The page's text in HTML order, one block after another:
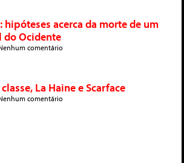
acerca da morte de um
Ocidente
comentário
La Haine e Scarface
comentário